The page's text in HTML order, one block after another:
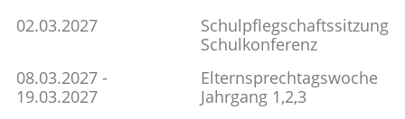
02.03.2027
Schulpflegschaftssitzung
Schulkonferenz
08.03.2027 -
19.03.2027
Elternsprechtagswoche
Jahrgang 1,2,3